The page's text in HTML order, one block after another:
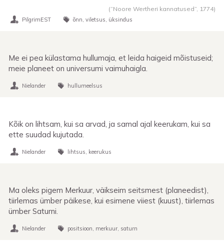
(“Noore Wertheri kannatused”, 1774)
PilgrimEST õnn viletsus üksindus
Me ei pea külastama hullumaja, et leida haigeid mõistuseid;
meie planeet on universumi vaimuhaigla.
Nielander hullumeelsus
Kõik on lihtsam, kui sa arvad, ja samal ajal keerukam, kui sa
ette suudad kujutada.
Nielander lihtsus keerukus
Ma oleks pigem Merkuur, väikseim seitsmest (planeedist),
tiirlemas ümber päikese, kui esimene viiest (kuust), tiirlemas
ümber Saturni.
Nielander positsioon merkuur saturn